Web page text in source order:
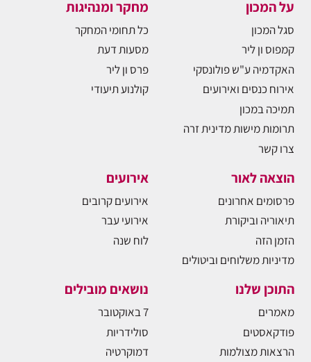
על המכון
סגל המכון
קמפוס ון ליר
האקדמיה ע"ש פולונסקי
אירוח כנסים ואירועים
תמיכה במכון
תרומות מישות מדינית זרה
צרו קשר
מחקר ומנהיגות
כל תחומי המחקר
מסעות דעת
פרס ון ליר
קולנוע תיעודי
הוצאה לאור
פרסומים אחרונים
תיאוריה וביקורת
הזמן הזה
מדיניות משלוחים וביטולים
אירועים
אירועים קרובים
אירועי עבר
לוח שנה
התוכן שלנו
מאמרים
פודקאסטים
הרצאות מצולמות
נושאים מובילים
7 באוקטובר
סולידריות
דמוקרטיה